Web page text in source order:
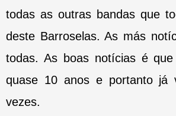
todas as outras bandas que
deste Barroselas. As más
todas. As boas notícias é
quase 10 anos e portanto já
vezes.